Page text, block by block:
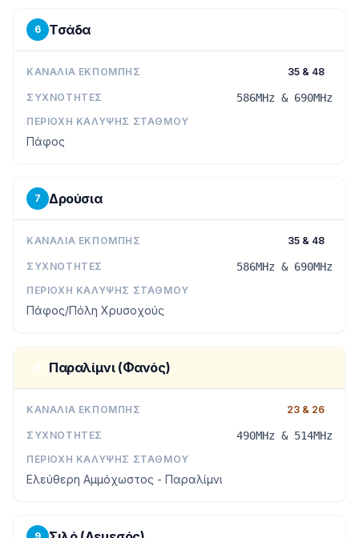
6 Τσάδα
ΚΑΝΆΛΙΑ ΕΚΠΟΜΠΉΣ 35 & 48
ΣΥΧΝΌΤΗΤΕΣ 586MHz & 690MHz
ΠΕΡΙΟΧΉ ΚΆΛΥΨΗΣ ΣΤΑΘΜΟΎ
Πάφος
7 Δρούσια
ΚΑΝΆΛΙΑ ΕΚΠΟΜΠΉΣ 35 & 48
ΣΥΧΝΌΤΗΤΕΣ 586MHz & 690MHz
ΠΕΡΙΟΧΉ ΚΆΛΥΨΗΣ ΣΤΑΘΜΟΎ
Πάφος/Πόλη Χρυσοχούς
Παραλίμνι (Φανός)
ΚΑΝΆΛΙΑ ΕΚΠΟΜΠΉΣ 23 & 26
ΣΥΧΝΌΤΗΤΕΣ 490MHz & 514MHz
ΠΕΡΙΟΧΉ ΚΆΛΥΨΗΣ ΣΤΑΘΜΟΎ
Ελεύθερη Αμμόχωστος - Παραλίμνι